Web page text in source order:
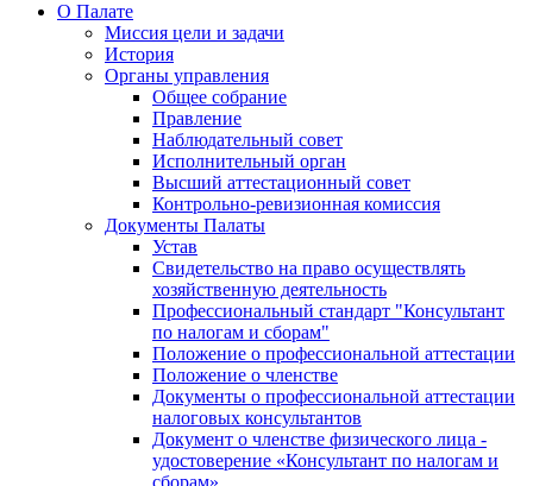
О Палате
Миссия цели и задачи
История
Органы управления
Общее собрание
Правление
Наблюдательный совет
Исполнительный орган
Высший аттестационный совет
Контрольно-ревизионная комиссия
Документы Палаты
Устав
Свидетельство на право осуществлять
хозяйственную деятельность
Профессиональный стандарт "Консультант
по налогам и сборам"
Положение о профессиональной аттестации
Положение о членстве
Документы о профессиональной аттестации
налоговых консультантов
Документ о членстве физического лица -
удостоверение «Консультант по налогам и
сборам»